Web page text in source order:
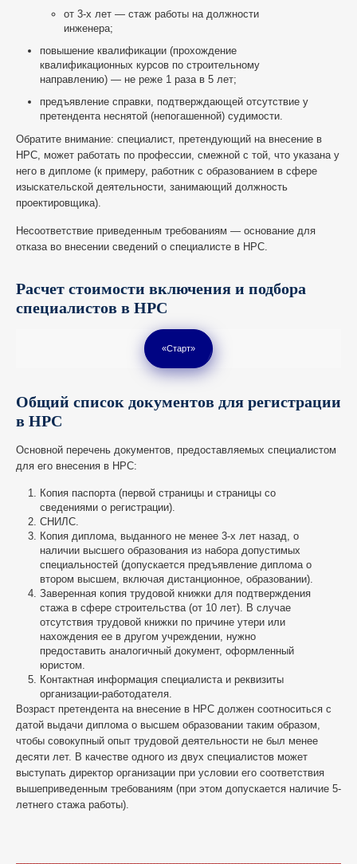
от 3-х лет — стаж работы на должности
инженера;
повышение квалификации (прохождение
квалификационных курсов по строительному
направлению) — не реже 1 раза в 5 лет;
предъявление справки, подтверждающей отсутствие у
претендента неснятой (непогашенной) судимости.
Обратите внимание: специалист, претендующий на внесение в
НРС, может работать по профессии, смежной с той, что указана у
него в дипломе (к примеру, работник с образованием в сфере
изыскательской деятельности, занимающий должность
проектировщика).
Несоответствие приведенным требованиям — основание для
отказа во внесении сведений о специалисте в НРС.
Расчет стоимости включения и подбора
специалистов в НРС
«Старт»
Общий список документов для регистрации
в НРС
Основной перечень документов, предоставляемых специалистом
для его внесения в НРС:
Копия паспорта (первой страницы и страницы со
сведениями о регистрации).
СНИЛС.
Копия диплома, выданного не менее 3-х лет назад, о
наличии высшего образования из набора допустимых
специальностей (допускается предъявление диплома о
втором высшем, включая дистанционное, образовании).
Заверенная копия трудовой книжки для подтверждения
стажа в сфере строительства (от 10 лет). В случае
отсутствия трудовой книжки по причине утери или
нахождения ее в другом учреждении, нужно
предоставить аналогичный документ, оформленный
юристом.
Контактная информация специалиста и реквизиты
организации-работодателя.
Возраст претендента на внесение в НРС должен соотноситься с
датой выдачи диплома о высшем образовании таким образом,
чтобы совокупный опыт трудовой деятельности не был менее
десяти лет. В качестве одного из двух специалистов может
выступать директор организации при условии его соответствия
вышеприведенным требованиям (при этом допускается наличие 5-
летнего стажа работы).